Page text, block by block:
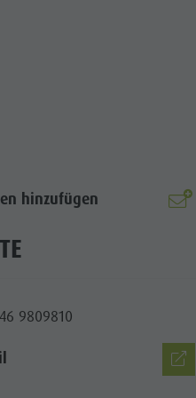
hinzufügen
9809810